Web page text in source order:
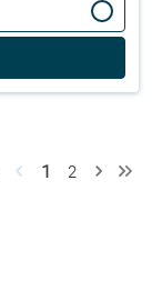
1 2